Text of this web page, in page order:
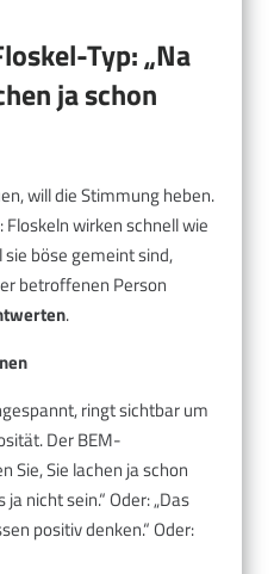
Typ: „Na
ja schon
will die Stimmung heben.
wirken schnell wie
böse gemeint sind,
betroffenen Person
.
ringt sichtbar um
Der BEM-
Sie, Sie lachen ja schon
nicht sein.“ Oder: „Das
positiv denken.“ Oder: